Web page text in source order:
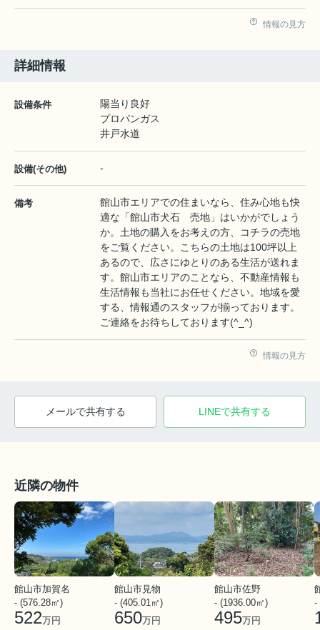
情報の見方
詳細情報
設備条件
陽当り良好
プロパンガス
井戸水道
設備(その他) -
備考
館山市エリアでの住まいなら、住み心地も快
適な「館山市犬石 売地」はいかがでしょう
か。土地の購入をお考えの方、コチラの売地
をご覧ください。こちらの土地は100坪以上
あるので、広さにゆとりのある生活が送れま
す。館山市エリアのことなら、不動産情報も
生活情報も当社にお任せください。地域を愛
する、情報通のスタッフが揃っております。
ご連絡をお待ちしております(^_^)
情報の見方
メールで共有する LINEで共有する
近隣の物件
館山市加賀名
- (576.28㎡)
522万円
館山市見物
- (405.01㎡)
650万円
館山市佐野
- (1936.00㎡)
495万円
-